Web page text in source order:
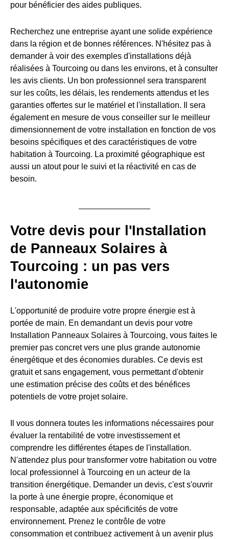
pour bénéficier des aides publiques.
Recherchez une entreprise ayant une solide expérience
dans la région et de bonnes références. N'hésitez pas à
demander à voir des exemples d'installations déjà
réalisées à Tourcoing ou dans les environs, et à consulter
les avis clients. Un bon professionnel sera transparent
sur les coûts, les délais, les rendements attendus et les
garanties offertes sur le matériel et l'installation. Il sera
également en mesure de vous conseiller sur le meilleur
dimensionnement de votre installation en fonction de vos
besoins spécifiques et des caractéristiques de votre
habitation à Tourcoing. La proximité géographique est
aussi un atout pour le suivi et la réactivité en cas de
besoin.
Votre devis pour l'Installation
de Panneaux Solaires à
Tourcoing : un pas vers
l'autonomie
L'opportunité de produire votre propre énergie est à
portée de main. En demandant un devis pour votre
Installation Panneaux Solaires à Tourcoing, vous faites le
premier pas concret vers une plus grande autonomie
énergétique et des économies durables. Ce devis est
gratuit et sans engagement, vous permettant d'obtenir
une estimation précise des coûts et des bénéfices
potentiels de votre projet solaire.
Il vous donnera toutes les informations nécessaires pour
évaluer la rentabilité de votre investissement et
comprendre les différentes étapes de l'installation.
N'attendez plus pour transformer votre habitation ou votre
local professionnel à Tourcoing en un acteur de la
transition énergétique. Demander un devis, c'est s'ouvrir
la porte à une énergie propre, économique et
responsable, adaptée aux spécificités de votre
environnement. Prenez le contrôle de votre
consommation et contribuez activement à un avenir plus